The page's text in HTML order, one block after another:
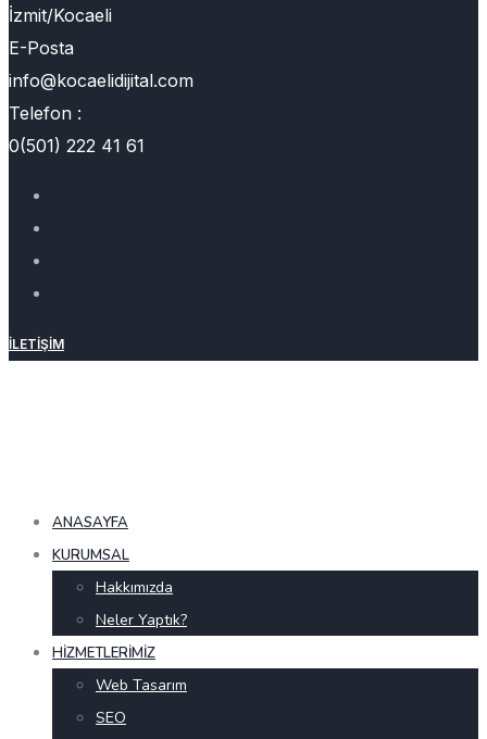
İzmit/Kocaeli
E-Posta
info@kocaelidijital.com
Telefon :
0(501) 222 41 61
İLETIŞIM
ANASAYFA
KURUMSAL
Hakkımızda
Neler Yaptık?
HIZMETLERIMIZ
Web Tasarım
SEO